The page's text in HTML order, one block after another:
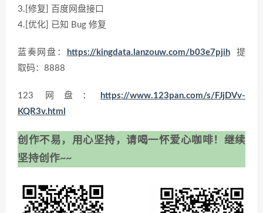
3.[修复] 百度网盘接口
4.[优化] 已知 Bug 修复
蓝奏网盘： https://kingdata.lanzouw.com/b03e7pjih提
取码：8888
123 网盘：
https://www.123pan.com/s/FJjDVv-
KQR3v.html
创作不易，用心坚持，请喝一怀爱心咖啡！继续
坚持创作~~